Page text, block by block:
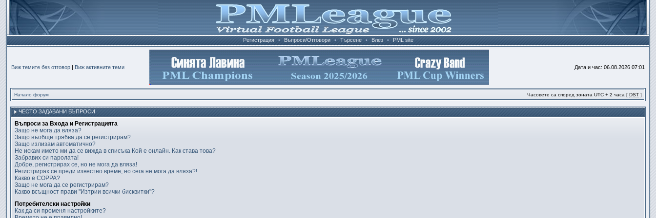
Регистрация • Въпроси/Отговори • Търсене • Влез • PML site
Виж темите без отговор | Виж активните теми Дата и час: 06.08.2026 07:01
Начало форум Часовете са според зоната UTC + 2 часа [ DST ]
ЧЕСТО ЗАДАВАНИ ВЪПРОСИ
Въпроси за Входа и Регистрацията
Защо не мога да вляза?
Защо въобще трябва да се регистрирам?
Защо излизам автоматично?
Не искам името ми да се вижда в списъка Кой е онлайн. Как става това?
Забравих си паролата!
Добре, регистрирах се, но не мога да вляза!
Регистрирах се преди известно време, но сега не мога да вляза?!
Какво е COPPA?
Защо не мога да се регистрирам?
Какво всъщност прави "Изтрии всички бисквитки"?
Потребителски настройки
Как да си променя настройките?